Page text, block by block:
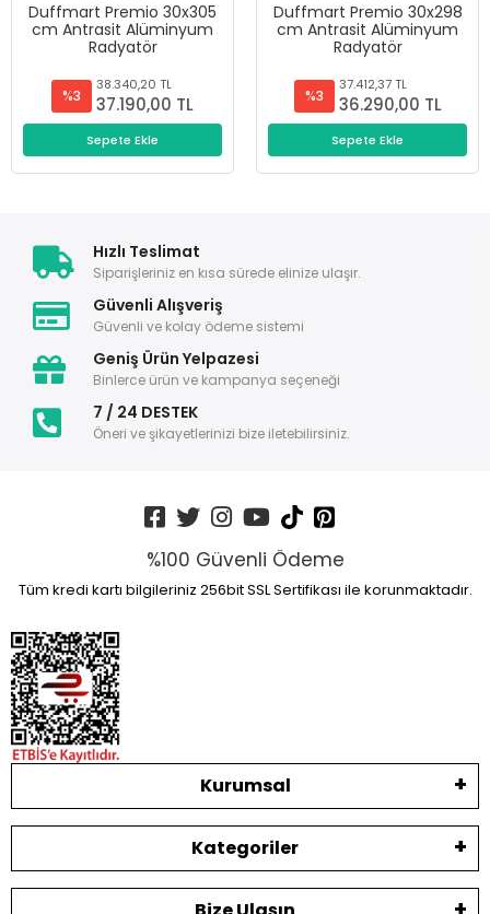
Duffmart Premio 30x305
cm Antrasit Alüminyum
Radyatör
%3
38.340,20 TL
37.190,00 TL
Sepete Ekle
Duffmart Premio 30x298
cm Antrasit Alüminyum
Radyatör
%3
37.412,37 TL
36.290,00 TL
Sepete Ekle
Hızlı Teslimat
Siparişleriniz en kısa sürede elinize ulaşır.
Güvenli Alışveriş
Güvenli ve kolay ödeme sistemi
Geniş Ürün Yelpazesi
Binlerce ürün ve kampanya seçeneği
7 / 24 DESTEK
Öneri ve şikayetlerinizi bize iletebilirsiniz.
%100 Güvenli Ödeme
Tüm kredi kartı bilgileriniz 256bit SSL Sertifikası ile korunmaktadır.
Kurumsal
Kategoriler